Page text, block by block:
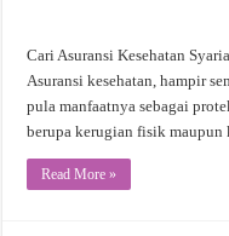
Cari Asuransi Kesehatan
Asuransi kesehatan, hampir
pula manfaatnya sebagai
berupa kerugian fisik
Read More »